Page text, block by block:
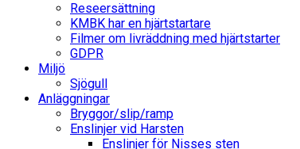
Reseersättning
KMBK har en hjärtstartare
Filmer om livräddning med hjärtstarter
GDPR
Miljö
Sjögull
Anläggningar
Bryggor/slip/ramp
Enslinjer vid Harsten
Enslinjer för Nisses sten